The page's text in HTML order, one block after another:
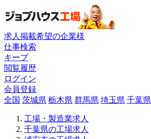
求人掲載希望の企業様
仕事検索
キープ
閲覧履歴
ログイン
会員登録
全国 茨城県 栃木県 群馬県 埼玉県 千葉県
工場・製造業求人
千葉県の工場求人